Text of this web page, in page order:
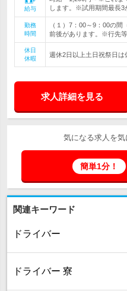
給与
します。※試用期間最長3
勤務
時間
（１）7：00～9：00の
前後があります。※行先
休日
休暇
週休2日以上土日祝祭日は
求人詳細を見る
気になる求人を気
簡単1分！
関連キーワード
ドライバー
ドライバー 寮